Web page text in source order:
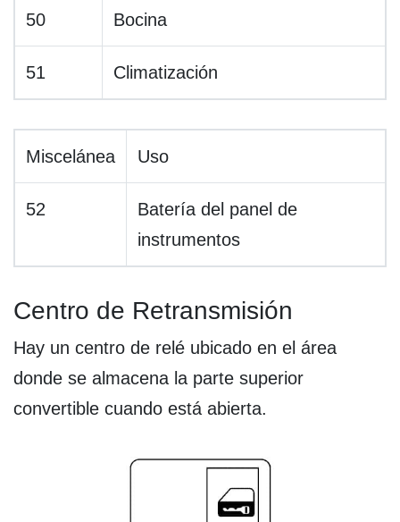
50 Bocina
51 Climatización
Miscelánea Uso
52
Batería del panel de
instrumentos
Centro de Retransmisión
Hay un centro de relé ubicado en el área
donde se almacena la parte superior
convertible cuando está abierta.